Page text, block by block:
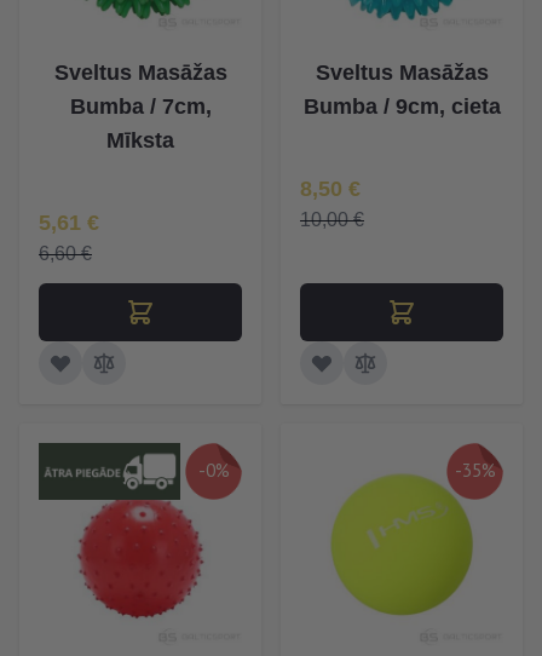
Sveltus Masāžas
Bumba / 7cm,
Mīksta
Īpaša Cena
5,61 €
6,60 €
Sveltus Masāžas
Bumba / 9cm, cieta
Īpaša Cena
8,50 €
10,00 €
-0% -35%